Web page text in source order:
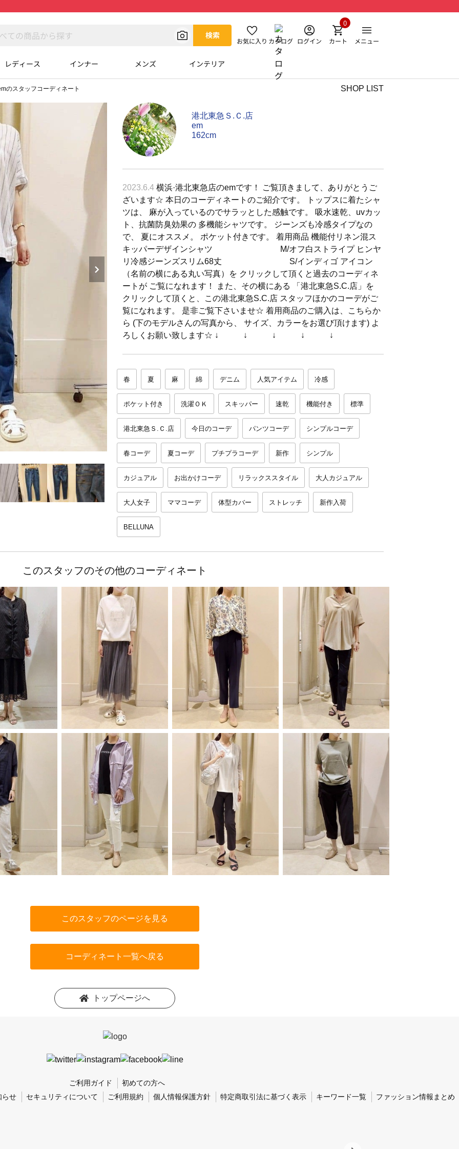
検索
お気に入り カタログ ログイン カート
0
メニュー
レディース インナー メンズ インテリア
のスタッフコーディネート SHOP LIST
港北東急Ｓ.Ｃ.店
em
162cm
2023.6.4 横浜·港北東急店のemです！ ご覧頂きまして、ありがとうご
ざいます☆ 本日のコーディネートのご紹介です。 トップスに着たシャ
ツは、 麻が入っているのでサラッとした感触です。 吸水速乾、uvカッ
ト、抗菌防臭効果の 多機能シャツです。 ジーンズも冷感タイプなの
で、 夏にオススメ。 ポケット付きです。 着用商品 機能付リネン混ス
キッパーデザインシャツ M/オフ白ストライプ ヒンヤ
リ冷感ジーンズスリム68丈 S/インディゴ アイコン
（名前の横にある丸い写真）を クリックして頂くと過去のコーディネ
ートが ご覧になれます！ また、その横にある 「港北東急S.C.店」を
クリックして頂くと、この港北東急S.C.店 スタッフほかのコーデがご
覧になれます。 是非ご覧下さいませ☆ 着用商品のご購入は、こちらか
ら (下のモデルさんの写真から、 サイズ、カラーをお選び頂けます) よ
ろしくお願い致します☆ ↓ ↓ ↓ ↓ ↓
春 夏 麻 綿 デニム 人気アイテム 冷感
ポケット付き 洗濯ＯＫ スキッパー 速乾 機能付き 標準
港北東急Ｓ.Ｃ.店 今日のコーデ パンツコーデ シンプルコーデ
春コーデ 夏コーデ プチプラコーデ 新作 シンプル
カジュアル お出かけコーデ リラックススタイル 大人カジュアル
大人女子 ママコーデ 体型カバー ストレッチ 新作入荷
BELLUNA
このスタッフのその他のコーディネート
このスタッフのページを見る
コーディネート一覧へ戻る
トップページへ
ご利用ガイド
初めての方へ
らせ
セキュリティについて ご利用規約 個人情報保護方針 特定商取引法に基づく表示 キーワード一覧 ファッション情報まとめ